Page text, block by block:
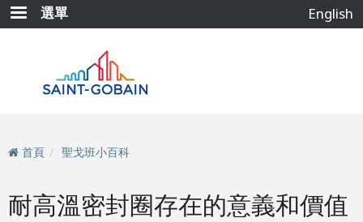
移
至
選單 English
首頁 聖戈班小百科
耐高溫密封圈存在的意義和價值